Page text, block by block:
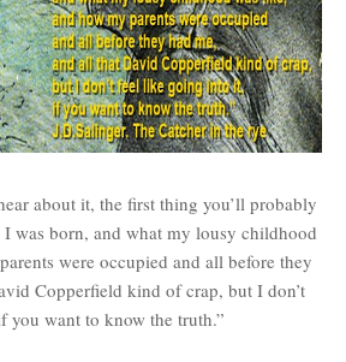
about it, the first thing you’ll probably
was born, and what my lousy childhood
were occupied and all before they
Copperfield kind of crap, but I don’t
want to know the truth.”